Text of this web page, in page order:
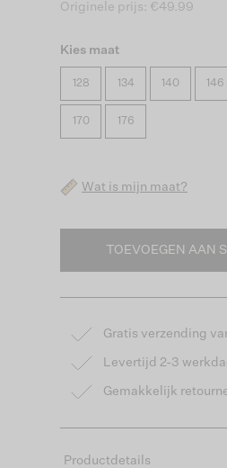
Originele prijs: €49.99
Kies maat
128 134 140 146
170 176
Wat is mijn maat?
TOEVOEGEN AAN
Gratis verzending
Levertijd 2-3
Gemakkelijk
Productdetails